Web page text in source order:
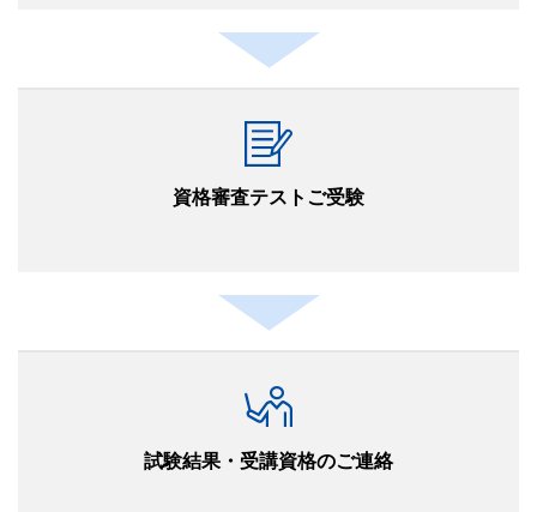
資格審査テストご受験
試験結果・受講資格のご連絡